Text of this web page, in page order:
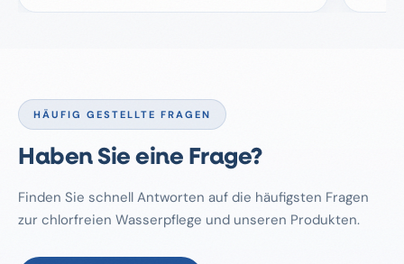
HÄUFIG GESTELLTE FRAGEN
Haben Sie eine Frage?
Finden Sie schnell Antworten auf die häufigsten Fragen
zur chlorfreien Wasserpflege und unseren Produkten.